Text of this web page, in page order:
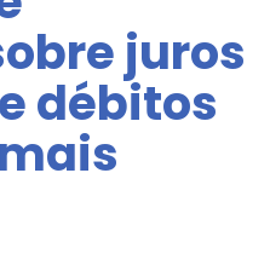
no Legislativo
e inclusão no
juros
débitos